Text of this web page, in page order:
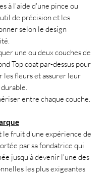
à l'aide d'une pince ou
de précision et les
selon le design
une ou deux couches de
Top coat par-dessus pour
les fleurs et assurer leur
entre chaque couche.
le fruit d'une expérience de
par sa fondatrice qui
jusqu'à devenir l'une des
les plus exigeantes